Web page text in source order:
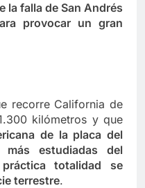
la falla de San Andrés
provocar un gran
recorre California de
kilómetros y que
de la placa del
estudiadas del
totalidad se
terrestre.